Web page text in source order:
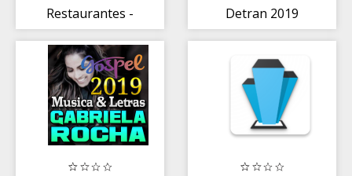
Restaurantes -
Detran 2019